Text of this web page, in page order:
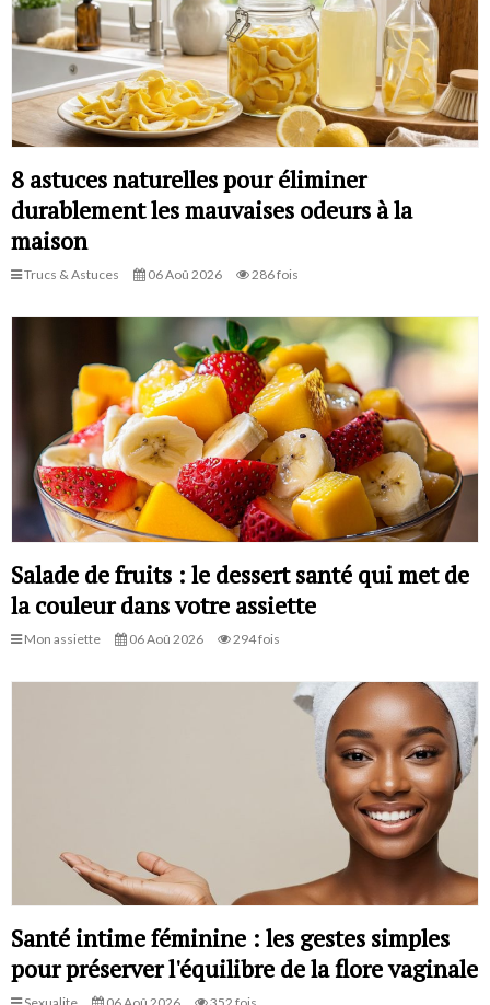
8 astuces naturelles pour éliminer
durablement les mauvaises odeurs à la
maison
Trucs & Astuces 06 Aoû 2026 286 fois
Salade de fruits : le dessert santé qui met de
la couleur dans votre assiette
Mon assiette 06 Aoû 2026 294 fois
Santé intime féminine : les gestes simples
pour préserver l'équilibre de la flore vaginale